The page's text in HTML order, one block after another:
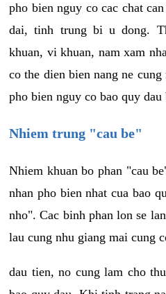
pho bien nguy co cac chat
dai, tinh trung bi u dong.
khuan, vi khuan, nam xam
co the dien bien nang ne
pho bien nguy co bao quy
Nhiem trung "cau be"
Nhiem khuan bo phan "cau
nhan pho bien nhat cua bao
nho". Cac binh phan lon se
lau cung nhu giang mai cung
dau tien, no cung lam cho